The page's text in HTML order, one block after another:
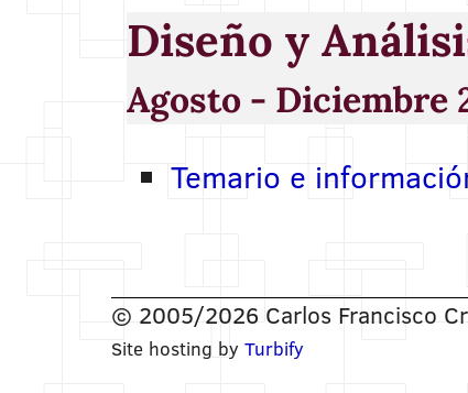
Diseño y
Agosto - Diciembre
Temario e
© 2005/2026 Carlos Francisco
Site hosting by Turbify